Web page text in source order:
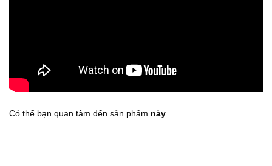
Có thể bạn quan tâm đến sản phẩm này